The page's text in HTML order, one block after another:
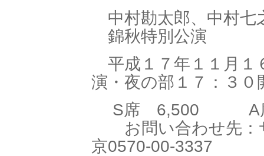
中村勘太郎、中村七
錦秋特別公演
平成１７年１１月１
演・夜の部１７：３０
S席 6,500 A
お問い合わせ先：
京0570-00-3337